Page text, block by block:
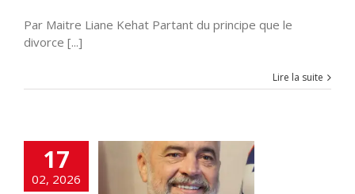
Par Maitre Liane Kehat Partant du principe que le
divorce [...]
Lire la suite
17
02, 2026
l’exception
qui n’a